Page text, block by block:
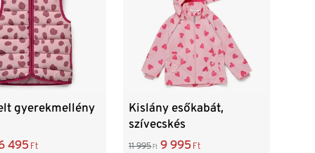
gyerekmellény
495 Ft
Kislány esőkabát,
szívecskés
11 995 Ft 9 995 Ft